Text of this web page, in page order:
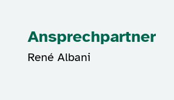
Ansprechpartner
René Albani